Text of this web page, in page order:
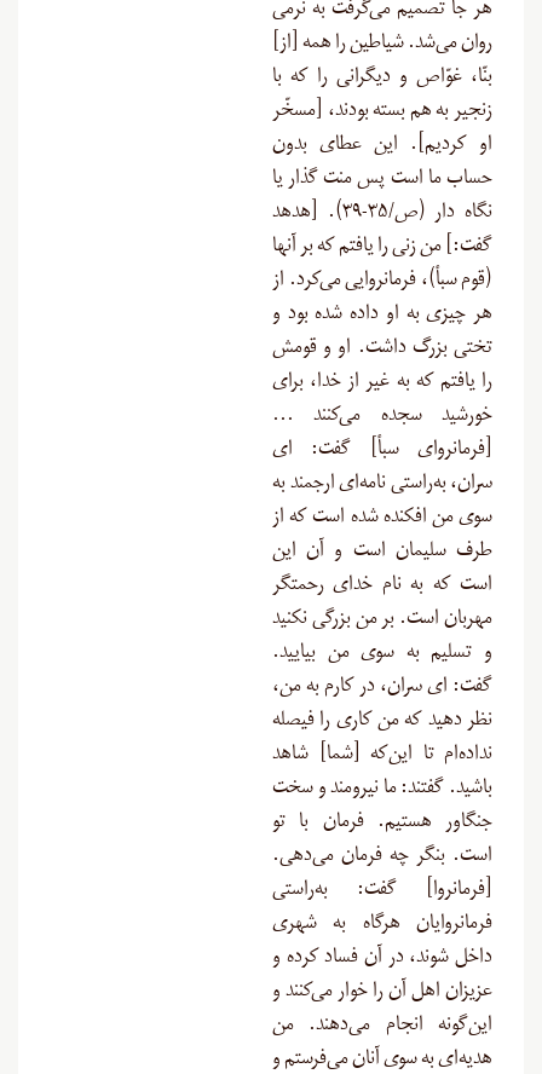
هر جا تصمیم می‌گرفت به نرمی
روان می‌شد. شیاطین‌ را همه [از]
بنّا، غوّاص و دیگرانی را که با
زنجیر به هم بسته بودند، [مسخّر
او کردیم]. این عطای بدون
حساب ما است پس منت گذار یا
نگاه دار (ص/۳۵-۳۹). [هدهد
گفت:] من زنی را یافتم که بر آنها
(قوم سبأ)، فرمانروایی می‌کرد. از
هر چیزی به او داده شده بود و
تختی بزرگ داشت. او و قومش
را یافتم که به غیر از خدا، برای
خورشید سجده می‌کنند …
[فرمانروای سبأ] گفت: ای
سران، به‌راستی نامه‌ای ارجمند به
سوی من افکنده شده است که از
طرف سلیمان است و آن این
است که به نام خدای رحمتگر
مهربان است. بر من بزرگی نکنید
و تسلیم به سوی من بیایید.
گفت: ای سران، در کارم به من،
نظر دهید که من کاری را فیصله
نداده‌ام تا این‌که [شما] شاهد
باشید. گفتند: ما نیرومند و سخت
جنگاور هستیم. فرمان با تو
است. بنگر چه فرمان می‌دهی.
[فرمانروا] گفت: به‌راستی
فرمانروایان هرگاه به شهری
داخل شوند، در آن فساد کرده و
عزیزان اهل آن را خوار می‌کنند و
این‌گونه انجام می‌دهند. من
هدیه‌ای به سوی آنان می‌فرستم و